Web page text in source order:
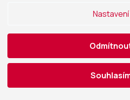
Nastavení
skladem
14 979 Kč/ ks